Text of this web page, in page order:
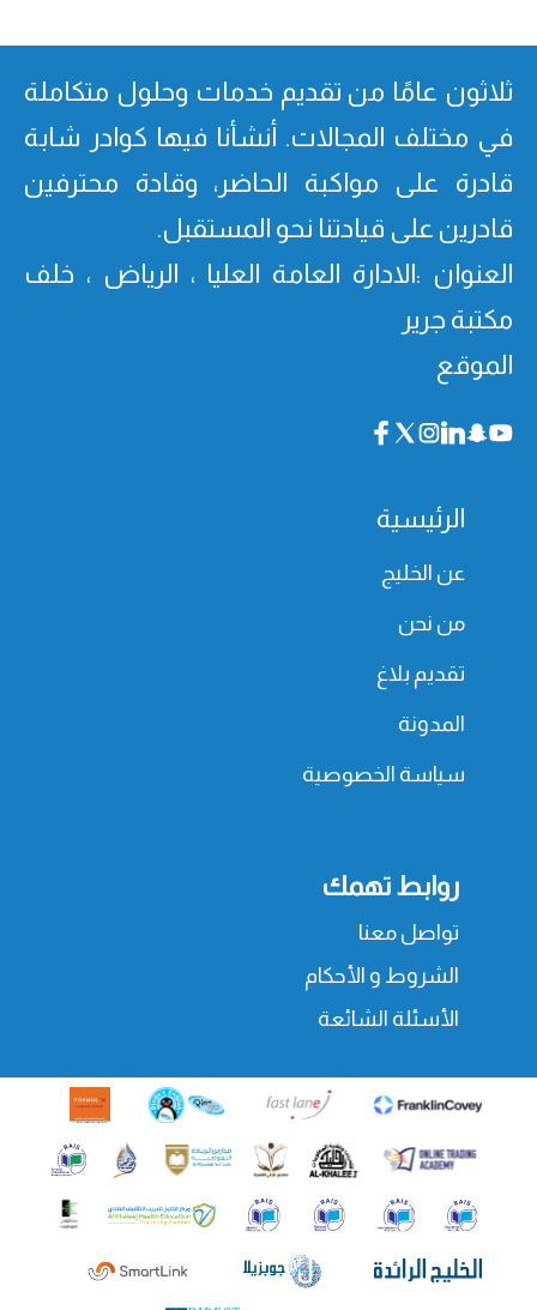
ثلاثون عامًا من تقدیم خدمات وحلول متكاملة
في مختلف المجالات. أنشأنا فیھا كوادر شابة
قادرة على مواكبة الحاضر، وقادة محترفین
قادرین على قیادتنا نحو المستقبل.
العنوان :الادارة العامة العليا ، الرياض ، خلف
مكتبة جرير
الموقع
الرئيسية
عن الخليج
من نحن
تقديم بلاغ
المدونة
سياسة الخصوصية
روابط تهمك
تواصل معنا
الشروط و الأحكام
الأسئلة الشائعة